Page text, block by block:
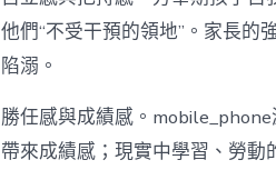
他們“不受干預的領地”。家長的
陷溺。
勝任感與成績感。
帶來成績感；現實中學習、勞